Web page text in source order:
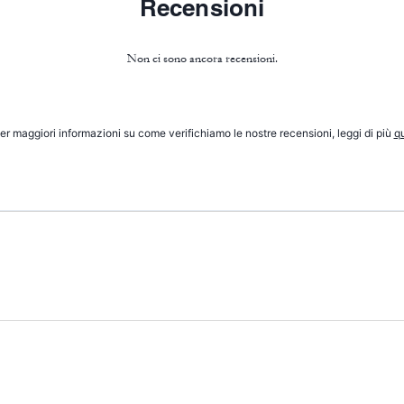
Recensioni
Non ci sono ancora recensioni.
maggiori informazioni su come verifichiamo le nostre recensioni, leggi di più